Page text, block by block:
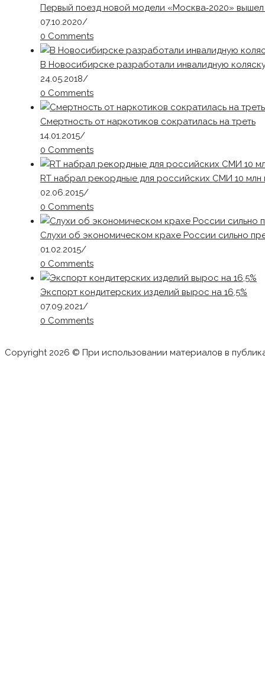
Первый поезд новой модели «Москва‑2020»
07.10.2020/
0 Comments
В Новосибирске разработали инвалидную
24.05.2018/
0 Comments
Смертность от наркотиков сократилась на треть
14.01.2015/
0 Comments
RT набрал рекордные для российских СМИ 10
02.06.2015/
0 Comments
Слухи об экономическом крахе России сильно
01.02.2015/
0 Comments
Экспорт кондитерских изделий вырос на 16,5%
07.09.2021/
0 Comments
Copyright 2026 © При использовании материалов в